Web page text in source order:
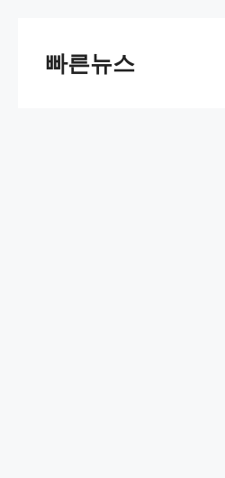
content
빠른뉴스